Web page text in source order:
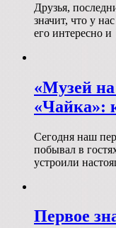
Друзья,
значит, что у
его интересно и
«Музей на
«Чайка»:
Сегодня наш
побывал в
устроили
Первое